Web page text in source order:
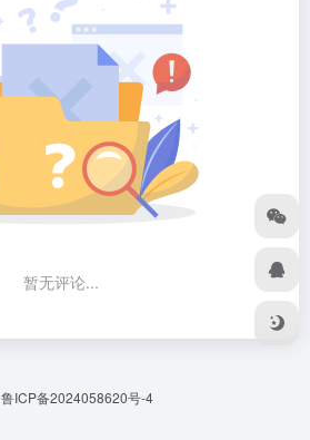
暂无评论...
鲁ICP备2024058620号-4